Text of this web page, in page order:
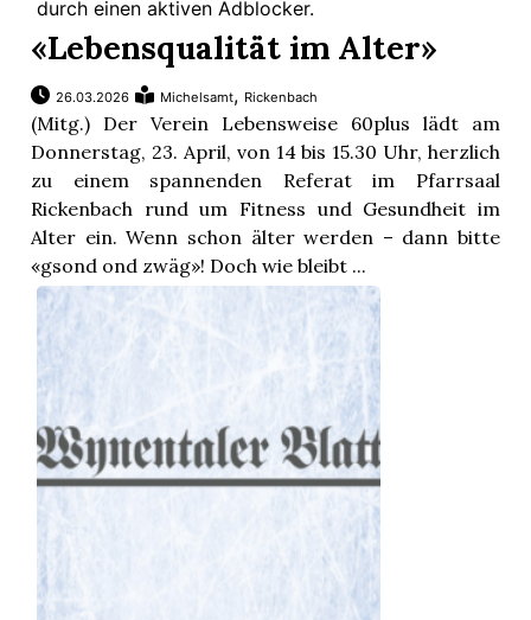
«Lebensqualität im Alter»
26.03.2026 Michelsamt, Rickenbach
(Mitg.) Der Verein Lebensweise 60plus lädt am
Donnerstag, 23. April, von 14 bis 15.30 Uhr, herzlich
zu einem spannenden Referat im Pfarrsaal
Rickenbach rund um Fitness und Gesundheit im
Alter ein. Wenn schon älter werden – dann bitte
«gsond ond zwäg»! Doch wie bleibt ...